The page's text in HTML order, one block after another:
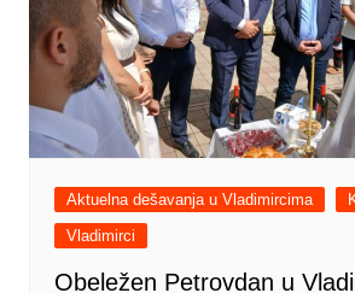
Aktuelna dešavanja u Vladimircima
Vladimirci
Obeležen Petrovdan u